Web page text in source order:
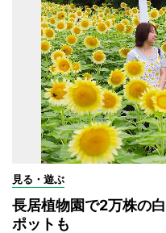
見る・遊ぶ
長居植物園で2万株の
ポットも